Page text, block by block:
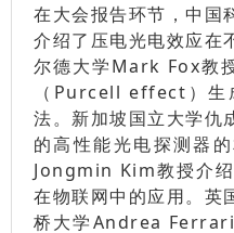
在大会报告环节，中国
介绍了压电光电效应在
尔德大学Mark Fox教
（Purcell effect）生
法。新加坡国立大学仇
的高性能光电探测器
Jongmin Kim教授介
在物联网中的应用。英
桥大学Andrea Ferrari